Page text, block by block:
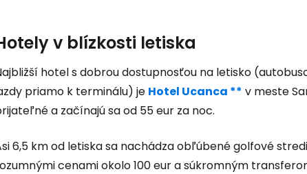
v blízkosti letiska
hotel s dobrou dostupnosťou na letisko
priamo k terminálu) je Hotel Ucanca ** v meste
a začínajú sa od 55 eur za noc.
6,5 km od letiska sa nachádza obľúbené golfové
cenami okolo 100 eur a súkromným
Cestee
... celosvetovej komunity